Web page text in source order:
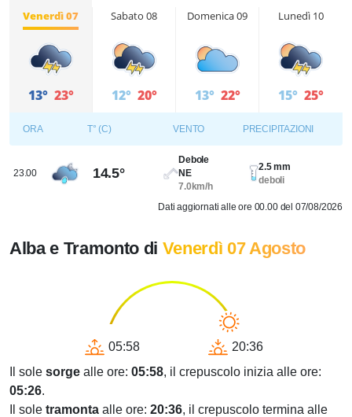
Venerdì 07
13° 23°
Sabato 08
12° 20°
Domenica 09
13° 22°
Lunedì 10
15° 25°
ORA T° (C) VENTO PRECIPITAZIONI
23.00 14.5°
Debole
NE
7.0km/h
2.5 mm
deboli
Dati aggiornati alle ore 00.00 del 07/08/2026
Alba e Tramonto di Venerdì 07 Agosto
05:58
20:36
Il sole sorge alle ore: 05:58, il crepuscolo inizia alle ore:
05:26.
Il sole tramonta alle ore: 20:36, il crepuscolo termina alle